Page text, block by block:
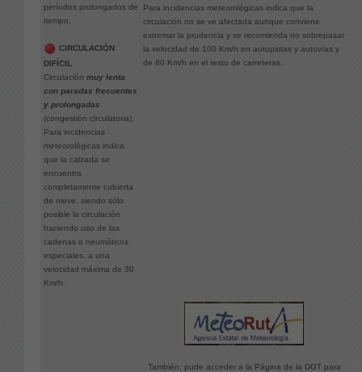
períodos prolongados de
tiempo.
CIRCULACIÓN
DIFÍCIL
Circulación muy lenta
con paradas frecuentes
y prolongadas
(congestión circulatoria).
Para incidencias
meteorológicas indica
que la calzada se
encuentra
completamente cubierta
de nieve, siendo sólo
posible la circulación
haciendo uso de las
cadenas o neumáticos
especiales, a una
velocidad máxima de 30
Km/h.
Para incidencias meteorológicas indica que la
circulación no se ve afectada aunque conviene
extremar la prudencia y se recomienda no sobrepasar
la velocidad de 100 Km/h en autopistas y autovías y
de 80 Km/h en el resto de carreteras.
También, pude acceder a la Página de la DGT para